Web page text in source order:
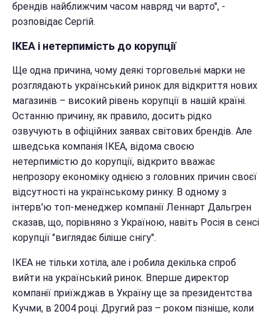
брендів найближчим часом навряд чи варто", -
розповідає Сергій.
IKEA і нетерпимість до корупції
Ще одна причина, чому деякі торговельні марки не
розглядають український ринок для відкриття нових
магазинів – високий рівень корупції в нашій країні.
Останню причину, як правило, досить рідко
озвучують в офіційних заявах світових брендів. Але
шведська компанія IKEA, відома своєю
нетерпимістю до корупції, відкрито вважає
непрозору економіку однією з головних причин своєї
відсутності на українському ринку. В одному з
інтерв'ю топ-менеджер компанії Леннарт Дальгрен
сказав, що, порівняно з Україною, навіть Росія в сенсі
корупції "виглядає біліше снігу".
IKEA не тільки хотіла, але і робила декілька спроб
вийти на український ринок. Вперше директор
компанії приїжджав в Україну ще за президентства
Кучми, в 2004 році. Другий раз – роком пізніше, коли